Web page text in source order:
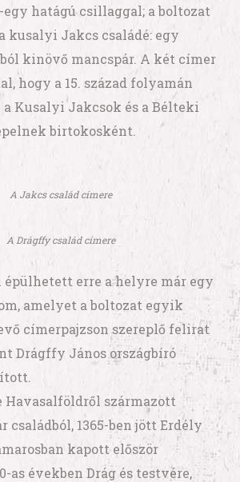
hatágú csillaggal; a boltozat
kusalyi Jakcs családé: egy
kinövő mancspár. A két címer
hogy a 15. század folyamán
Kusalyi Jakcsok és a Bélteki
birtokosként.
A Jakcs család címere
A Drágffy család címere
épülhetett erre a helyre már egy
amelyet a boltozat egyik
címerpajzson szereplő felirat
Drágffy János országbíró
Havasalföldről származott
családból, 1365-ben jött Erdély
kapott először
as években Drág és testvére,